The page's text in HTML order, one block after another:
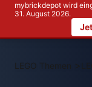
mybrickdepot wird
31. August 2026.
LEGO Themen >